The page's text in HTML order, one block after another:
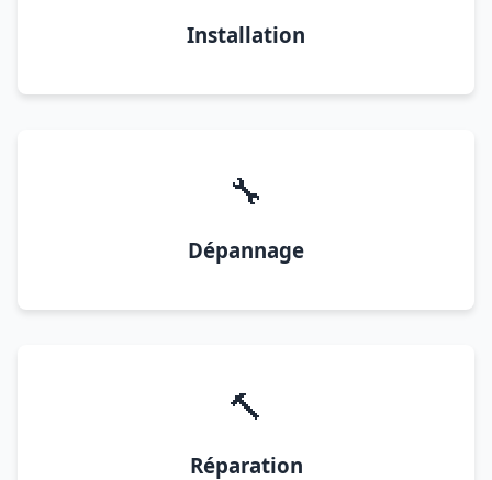
Installation
🔧
Dépannage
🔨
Réparation